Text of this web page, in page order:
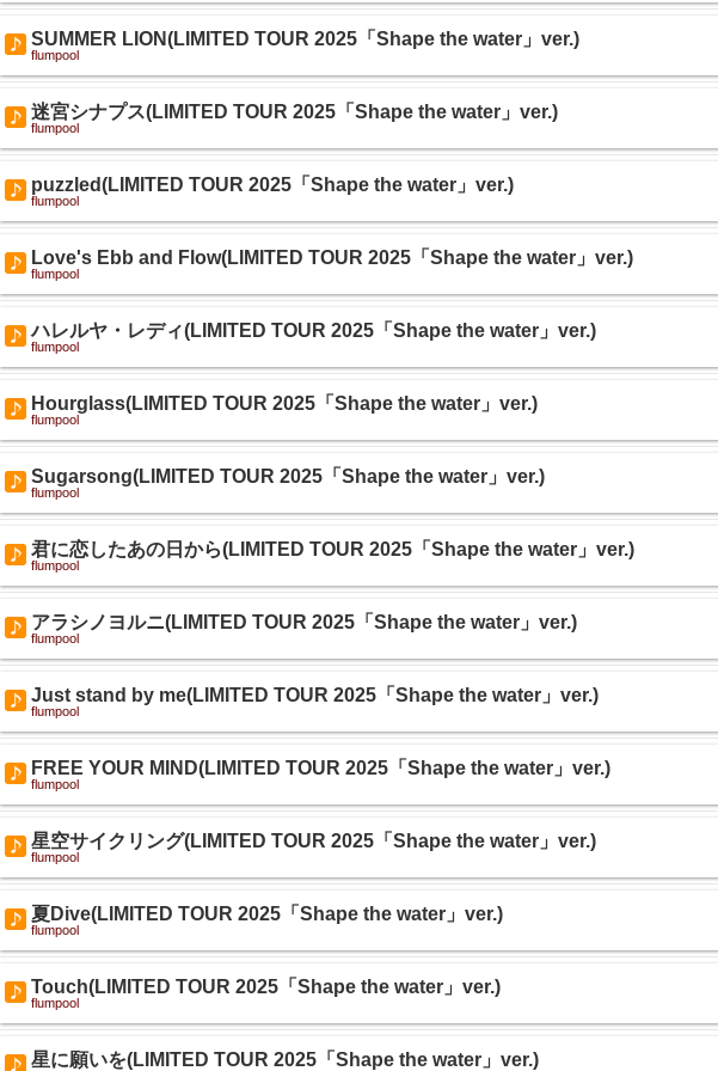
SUMMER LION(LIMITED TOUR 2025「Shape the water」ver.)
flumpool
迷宮シナプス(LIMITED TOUR 2025「Shape the water」ver.)
flumpool
puzzled(LIMITED TOUR 2025「Shape the water」ver.)
flumpool
Love's Ebb and Flow(LIMITED TOUR 2025「Shape the water」ver.)
flumpool
ハレルヤ・レディ(LIMITED TOUR 2025「Shape the water」ver.)
flumpool
Hourglass(LIMITED TOUR 2025「Shape the water」ver.)
flumpool
Sugarsong(LIMITED TOUR 2025「Shape the water」ver.)
flumpool
君に恋したあの日から(LIMITED TOUR 2025「Shape the water」ver.)
flumpool
アラシノヨルニ(LIMITED TOUR 2025「Shape the water」ver.)
flumpool
Just stand by me(LIMITED TOUR 2025「Shape the water」ver.)
flumpool
FREE YOUR MIND(LIMITED TOUR 2025「Shape the water」ver.)
flumpool
星空サイクリング(LIMITED TOUR 2025「Shape the water」ver.)
flumpool
夏Dive(LIMITED TOUR 2025「Shape the water」ver.)
flumpool
Touch(LIMITED TOUR 2025「Shape the water」ver.)
flumpool
星に願いを(LIMITED TOUR 2025「Shape the water」ver.)